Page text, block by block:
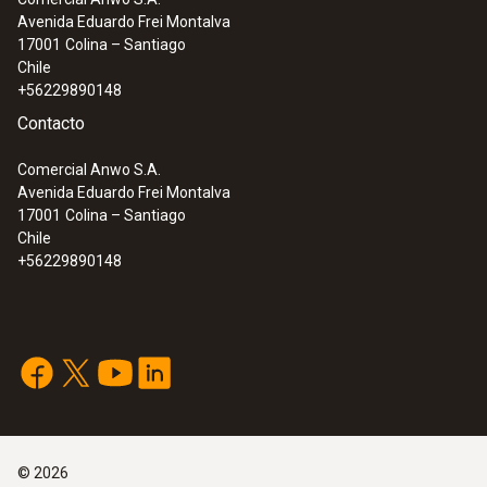
:0563 0101
Kit de temperatura para el aceite de
cocina
Avenida Eduardo Frei Montalva
17001 Colina – Santiago
Chile
+56229890148
Contacto
Comercial Anwo S.A.
Avenida Eduardo Frei Montalva
17001 Colina – Santiago
Chile
+56229890148
© 2026